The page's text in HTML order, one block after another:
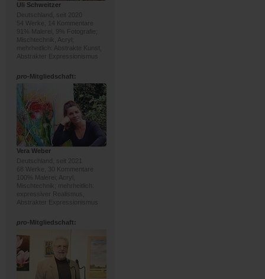
Uli Schweitzer
Deutschland, seit 2020
54 Werke, 14 Kommentare
91% Malerei, 9% Fotografie;
Mischtechnik, Acryl;
mehrheitlich: Abstrakte Kunst,
Abstrakter Expressionismus
pro-Mitgliedschaft:
Vera Weber
Deutschland, seit 2021
68 Werke, 30 Kommentare
100% Malerei; Acryl,
Mischtechnik; mehrheitlich:
expressiver Realismus,
Abstrakter Expressionismus
pro-Mitgliedschaft: